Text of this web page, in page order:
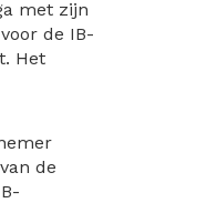
met zijn
de IB-
Het
de